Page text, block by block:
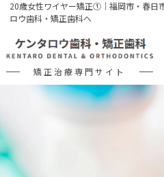
20歳女性ワイヤー矯正①｜福岡市・春日
ロウ歯科・矯正歯科へ
矯正治療専門サイト